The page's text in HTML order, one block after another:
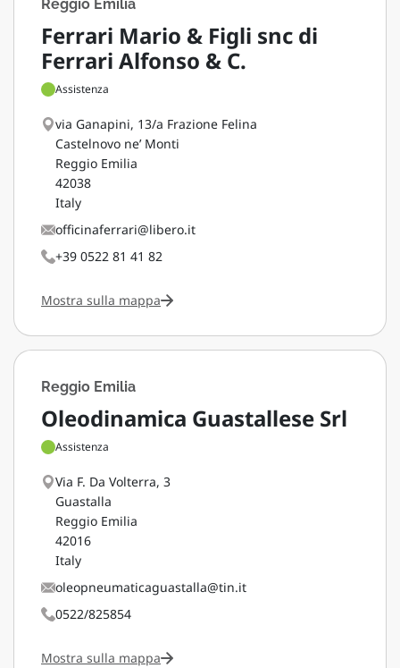
Reggio Emilia
Ferrari Mario & Figli snc di
Ferrari Alfonso & C.
Assistenza
via Ganapini, 13/a Frazione Felina
Castelnovo ne’ Monti
Reggio Emilia
42038
Italy
officinaferrari@libero.it
+39 0522 81 41 82
Mostra sulla mappa
Reggio Emilia
Oleodinamica Guastallese Srl
Assistenza
Via F. Da Volterra, 3
Guastalla
Reggio Emilia
42016
Italy
oleopneumaticaguastalla@tin.it
0522/825854
Mostra sulla mappa